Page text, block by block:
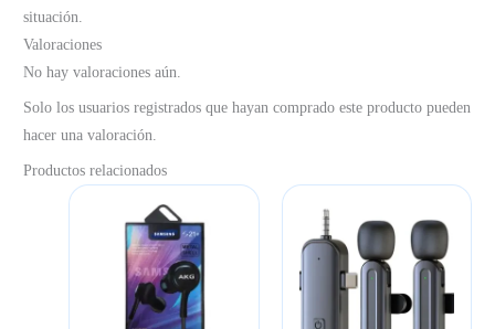
situación.
Valoraciones
No hay valoraciones aún.
Solo los usuarios registrados que hayan comprado este producto pueden
hacer una valoración.
Productos relacionados